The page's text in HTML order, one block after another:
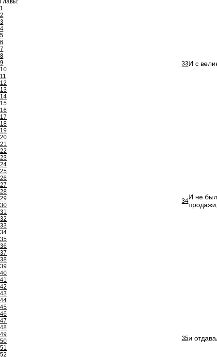
Главы:
1
2
3
4
5
6
7
8
9
10
11
12
13
14
15
16
17
18
19
20
21
22
23
24
25
26
27
28
29
30
31
32
33
34
35
36
37
38
39
40
41
42
43
44
45
46
47
48
49
50
51
52
33И с
34И не
35и